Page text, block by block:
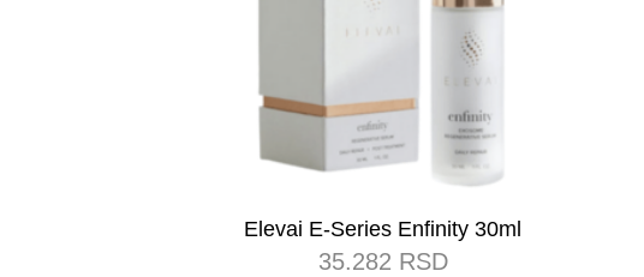
Elevai E-Series Enfinity 30ml
35.282 RSD